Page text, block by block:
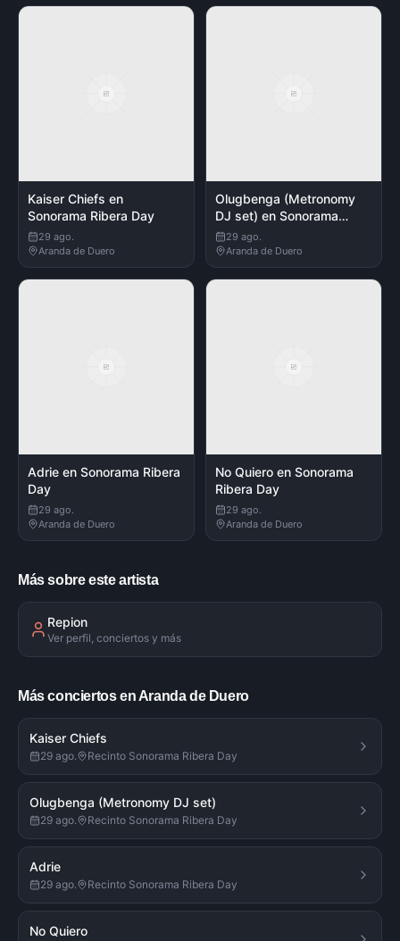
Kaiser Chiefs en
Sonorama Ribera Day
29 ago.
Aranda de Duero
Olugbenga (Metronomy
DJ set) en Sonorama
Ribera Day
29 ago.
Aranda de Duero
Adrie en Sonorama Ribera
Day
29 ago.
Aranda de Duero
No Quiero en Sonorama
Ribera Day
29 ago.
Aranda de Duero
Más sobre este artista
Repion
Ver perfil, conciertos y más
Más conciertos en Aranda de Duero
Kaiser Chiefs
29 ago. Recinto Sonorama Ribera Day
Olugbenga (Metronomy DJ set)
29 ago. Recinto Sonorama Ribera Day
Adrie
29 ago. Recinto Sonorama Ribera Day
No Quiero